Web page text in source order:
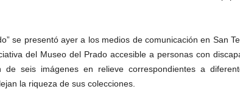
se presentó ayer a los medios de comunicación en San
del Museo del Prado accesible a personas con
de seis imágenes en relieve correspondientes a
la riqueza de sus colecciones.